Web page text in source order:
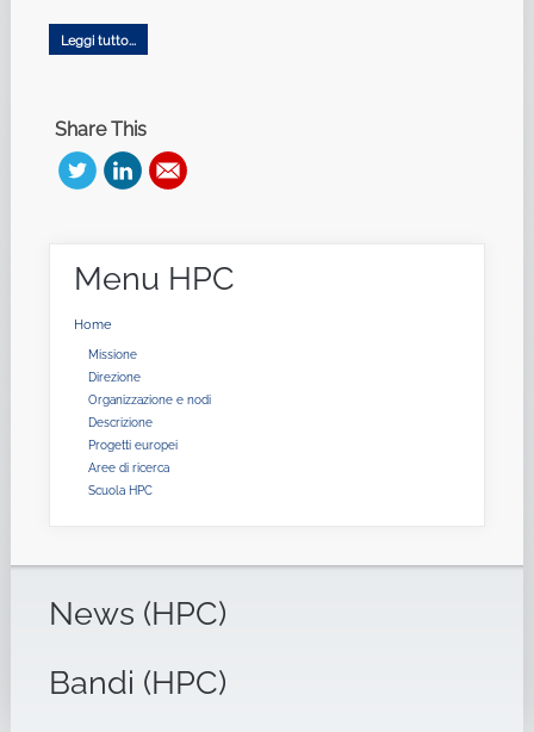
Leggi tutto...
Share This
Menu HPC
Home
Missione
Direzione
Organizzazione e nodi
Descrizione
Progetti europei
Aree di ricerca
Scuola HPC
News (HPC)
Bandi (HPC)